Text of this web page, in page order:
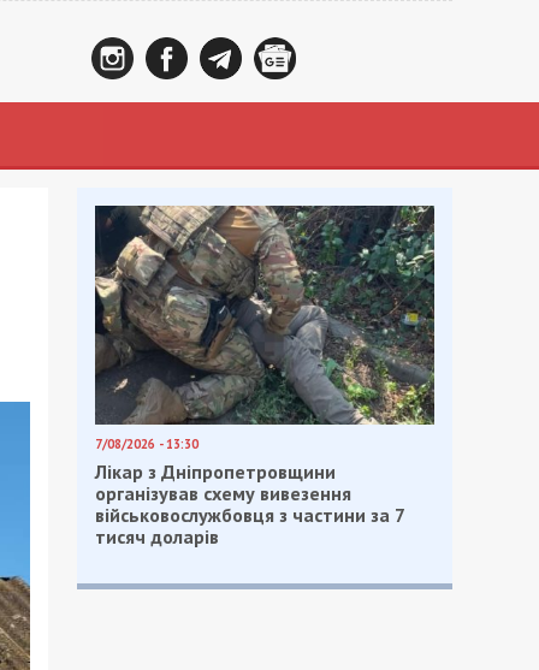
7/08/2026 - 13:30
Лікар з Дніпропетровщини
організував схему вивезення
військовослужбовця з частини за 7
тисяч доларів